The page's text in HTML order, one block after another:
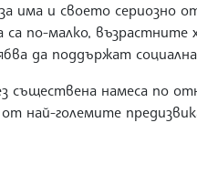
има и своето сериозно
са по-малко, възрастните
да поддържат
съществена намеса по
от най-големите